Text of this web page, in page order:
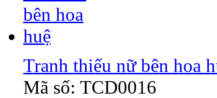
Tranh thiếu nữ bên hoa
Mã số: TCD0016